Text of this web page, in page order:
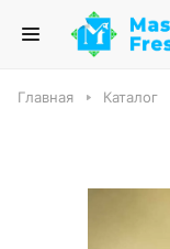
Главная Каталог